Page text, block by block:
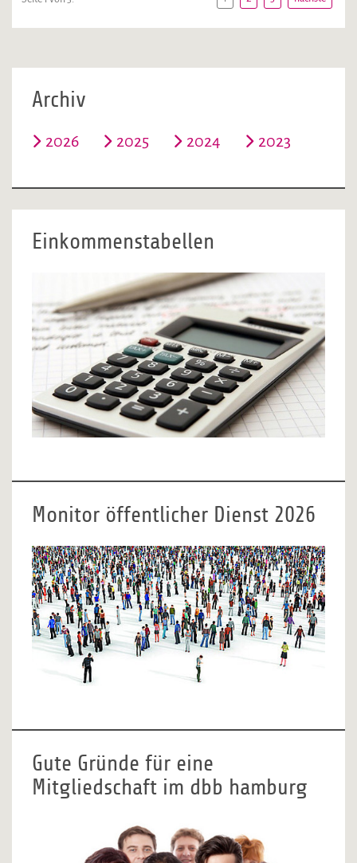
Archiv
2026 2025 2024 2023
Einkommenstabellen
Monitor öffentlicher Dienst 2026
Gute Gründe für eine
Mitgliedschaft im dbb hamburg